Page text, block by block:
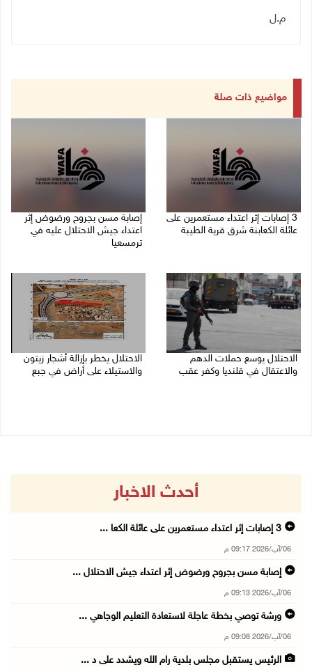
م.ل
مواضيع ذات صلة
‏3 إصابات إثر اعتداء مستعمرين على
عائلة الكعابنة شرق قرية الطيبة
إصابة مسن بجروح ورضوض إثر
اعتداء جيش الاحتلال عليه في
ترمسعيا
الاحتلال يوسع حملات الدهم
والاعتقال في قلنديا وكفر عقب
الاحتلال يخطر بإزالة أشجار زيتون
والاستيلاء على أراض في جبع
أحدث الاخبار
06/آب/2026 09:17 م
إصابة مسن بجروح ورضوض إثر اعتداء جيش الاحتلال ...
06/آب/2026 09:13 م
ورشة توصي بخطة عاجلة لاستعادة التعليم الوجاهي ...
06/آب/2026 09:08 م
الرئيس يستقبل مجلس بلدية رام الله ويشدد على د ...